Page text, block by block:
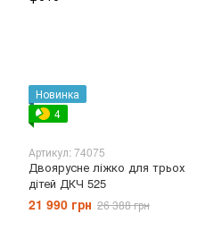
Новинка
4
Артикул: 74075
Двоярусне ліжко для трьох
дітей ДКЧ 525
21 990 грн 26 388 грн